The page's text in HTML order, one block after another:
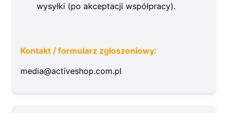
wysyłki (po akceptacji współpracy).
Kontakt / formularz zgłoszeniowy:
media@activeshop.com.pl